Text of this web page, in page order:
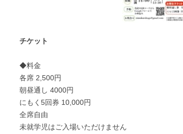
チケット
◆料金
各席 2,500円
朝昼通し 4000円
にもく5回券 10,000円
全席自由
未就学児はご入場いただけません